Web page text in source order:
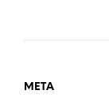
META